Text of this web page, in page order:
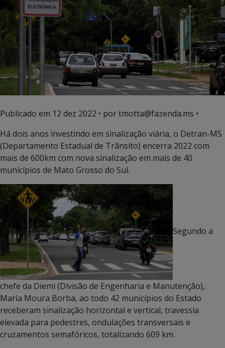
Publicado em 12 dez 2022 • por tmotta@fazenda.ms •
Há dois anos investindo em sinalização viária, o Detran-MS
(Departamento Estadual de Trânsito) encerra 2022 com
mais de 600km com nova sinalização em mais de 40
municípios de Mato Grosso do Sul.
Segundo a
chefe da Diemi (Divisão de Engenharia e Manutenção),
Maria Moura Borba, ao todo 42 municípios do Estado
receberam sinalização horizontal e vertical, travessia
elevada para pedestres, ondulações transversais e
cruzamentos semafóricos, totalizando 609 km.